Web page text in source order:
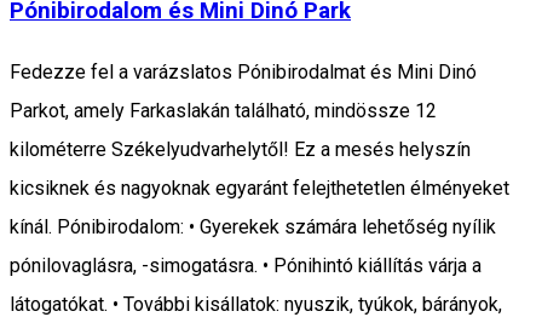
Pónibirodalom és Mini Dinó Park
Fedezze fel a varázslatos Pónibirodalmat és Mini Dinó
Parkot, amely Farkaslakán található, mindössze 12
kilométerre Székelyudvarhelytől! Ez a mesés helyszín
kicsiknek és nagyoknak egyaránt felejthetetlen élményeket
kínál. Pónibirodalom: • Gyerekek számára lehetőség nyílik
pónilovaglásra, -simogatásra. • Pónihintó kiállítás várja a
látogatókat. • További kisállatok: nyuszik, tyúkok, bárányok,